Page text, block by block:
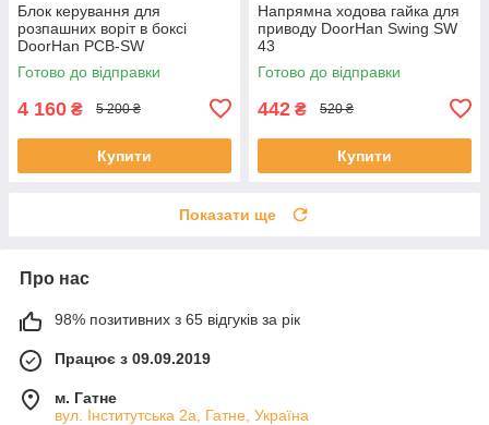
Блок керування для
розпашних воріт в боксі
DoorHan PCB-SW
Готово до відправки
4 160 ₴ 5 200 ₴
Купити
Напрямна ходова гайка для
приводу DoorHan Swing SW
43
Готово до відправки
442 ₴ 520 ₴
Купити
Показати ще
Про нас
98% позитивних з 65 відгуків за рік
Працює з 09.09.2019
м. Гатне
вул. Інститутська 2а, Гатне, Україна